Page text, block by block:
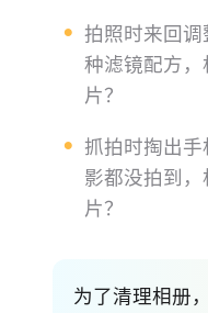
拍照时来回
种滤镜配方
片？
抓拍时掏出
影都没拍到
片？
为了清理相册